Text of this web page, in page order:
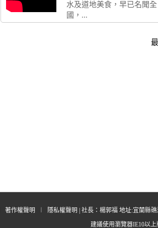
水及道地美食，早已名聞全
國，...
著作權聲明 隱私權聲明 | 社長：楊郭福 地址:宜蘭縣
建議使用瀏覽器IE10以